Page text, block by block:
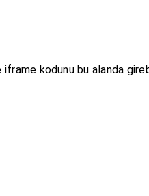
kodunu bu alanda